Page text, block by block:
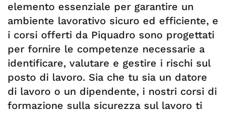
elemento essenziale per garantire un
ambiente lavorativo sicuro ed efficiente, e
i corsi offerti da Piquadro sono progettati
per fornire le competenze necessarie a
identificare, valutare e gestire i rischi sul
posto di lavoro. Sia che tu sia un datore
di lavoro o un dipendente, i nostri corsi di
formazione sulla sicurezza sul lavoro ti